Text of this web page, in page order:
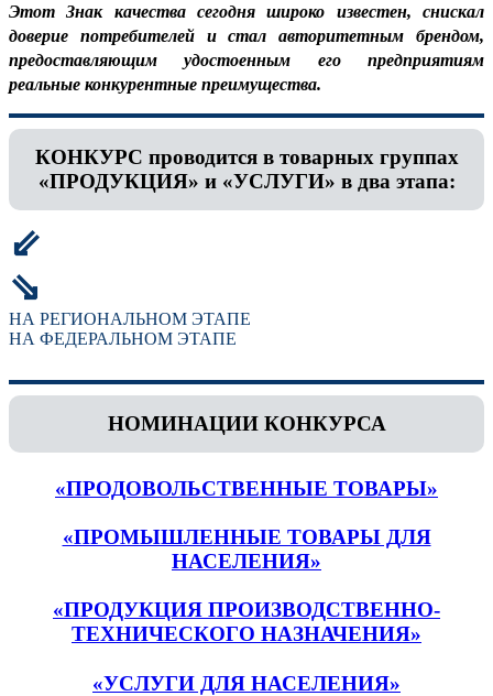
Этот Знак качества сегодня широко известен, снискал
доверие потребителей и стал авторитетным брендом,
предоставляющим удостоенным его предприятиям
реальные конкурентные преимущества.
КОНКУРС проводится в товарных группах
«ПРОДУКЦИЯ» и «УСЛУГИ» в два этапа:
⇙
⇘
НА РЕГИОНАЛЬНОМ ЭТАПЕ
НА ФЕДЕРАЛЬНОМ ЭТАПЕ
НОМИНАЦИИ КОНКУРСА
«ПРОДОВОЛЬСТВЕННЫЕ ТОВАРЫ»
«ПРОМЫШЛЕННЫЕ ТОВАРЫ ДЛЯ
НАСЕЛЕНИЯ»
«ПРОДУКЦИЯ ПРОИЗВОДСТВЕННО-
ТЕХНИЧЕСКОГО НАЗНАЧЕНИЯ»
«УСЛУГИ ДЛЯ НАСЕЛЕНИЯ»